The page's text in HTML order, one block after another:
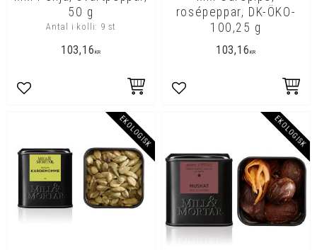
50 g
Antal i kolli: 9 st
103,16 KR
Lägg till i favoriter
rosépeppar, DK-ÖKO-
100,25 g
103,16 KR
Lägg till i favoriter
EKOLOGISK EKOLOGISK